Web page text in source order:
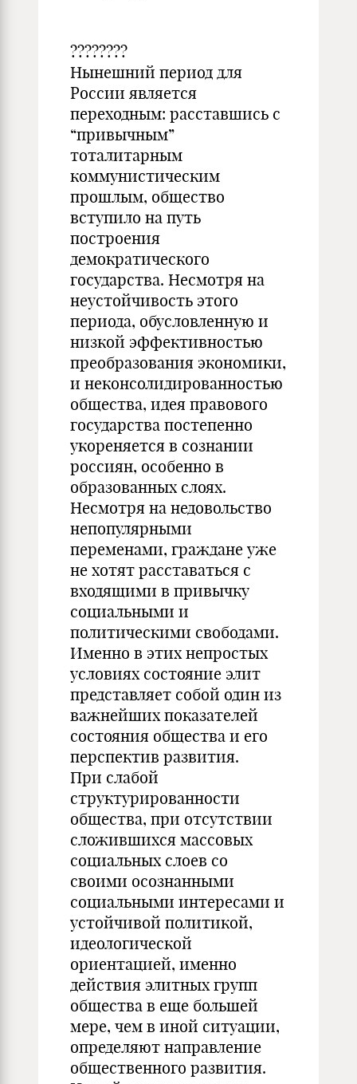
????????
Нынешний период для
России является
переходным: расставшись с
“привычным”
тоталитарным
коммунистическим
прошлым, общество
вступило на путь
построения
демократического
государства. Несмотря на
неустойчивость этого
периода, обусловленную и
низкой эффективностью
преобразования экономики,
и неконсолидированностью
общества, идея правового
государства постепенно
укореняется в сознании
россиян, особенно в
образованных слоях.
Несмотря на недовольство
непопулярными
переменами, граждане уже
не хотят расставаться с
входящими в привычку
социальными и
политическими свободами.
Именно в этих непростых
условиях состояние элит
представляет собой один из
важнейших показателей
состояния общества и его
перспектив развития.
При слабой
структурированности
общества, при отсутствии
сложившихся массовых
социальных слоев со
своими осознанными
социальными интересами и
устойчивой политикой,
идеологической
ориентацией, именно
действия элитных групп
общества в еще большей
мере, чем в иной ситуации,
определяют направление
общественного развития.